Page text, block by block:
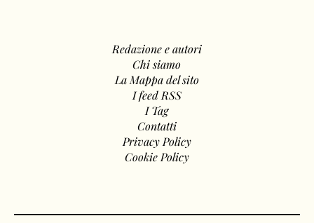
Redazione e autori
Chi siamo
La Mappa del sito
I feed RSS
I Tag
Contatti
Privacy Policy
Cookie Policy